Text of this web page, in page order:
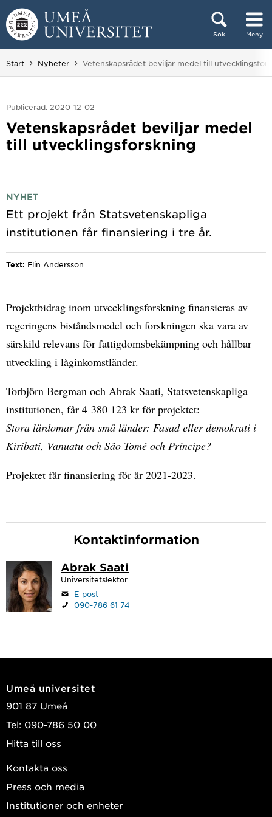
Hoppa direkt till innehållet
Sök Meny
Huvudmenyn dold.
Start Nyheter Du är här:
Vetenskapsrådet beviljar medel till
Publicerad: 2020-12-02
Vetenskapsrådet beviljar medel
till utvecklingsforskning
NYHET
Ett projekt från Statsvetenskapliga
Text: Elin Andersson
Projektbidrag inom utvecklingsforskning finansieras av
regeringens biståndsmedel och forskningen ska vara av
särskild relevans för fattigdomsbekämpning och hållbar
utveckling i låginkomstländer.
Torbjörn Bergman och Abrak Saati, Statsvetenskapliga
institutionen, får 4 380 123 kr för projektet:
Stora lärdomar från små länder: Fasad eller demokrati i
Kiribati, Vanuatu och São Tomé och Príncipe?
Projektet får finansiering för år 2021-2023.
Kontaktinformation
Abrak Saati
Universitetslektor
E-post
090-786 61 74
Umeå universitet
901 87 Umeå
Tel: 090-786 50 00
Hitta till oss
Kontakta oss
Press och media
Institutioner och enheter